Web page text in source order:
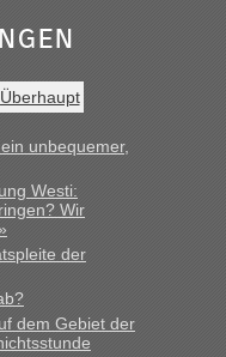
Überhaupt
unbequemer,
Westi:
Wir
der
dem Gebiet der